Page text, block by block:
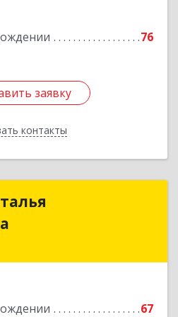
76
заявку
контакты
Подробнее
заявку
Назад
67
Наталья